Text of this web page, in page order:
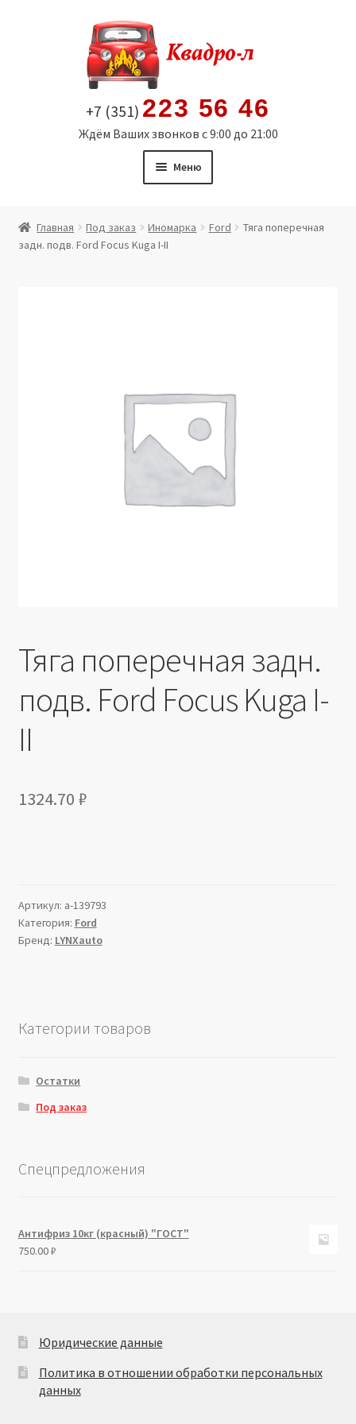
содержимому
+7 (351) 223 56 46
Ждём Ваших звонков с 9:00 до 21:00
Меню
Витрина
Юридические данные
Главная Под заказ Иномарка Ford
Тяга поперечная
задн. подв. Ford Focus Kuga I-II
Тяга поперечная задн.
подв. Ford Focus Kuga I-
II
1324.70 ₽
Артикул: a-139793
Категория: Ford
Бренд: LYNXauto
Категории товаров
Остатки
Под заказ
Спецпредложения
Антифриз 10кг (красный) "ГОСТ"
750.00₽
Юридические данные
Политика в отношении обработки персональных
данных